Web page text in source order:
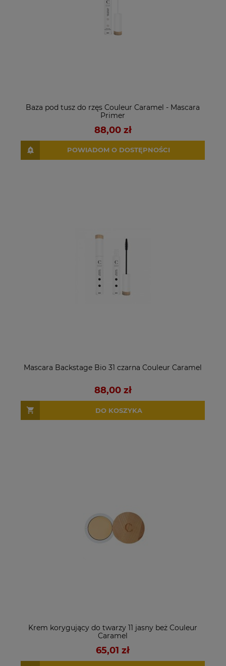
Baza pod tusz do rzęs Couleur Caramel - Mascara
Primer
88,00 zł
POWIADOM O DOSTĘPNOŚCI
Mascara Backstage Bio 31 czarna Couleur Caramel
88,00 zł
DO KOSZYKA
Krem korygujący do twarzy 11 jasny beż Couleur
Caramel
65,01 zł